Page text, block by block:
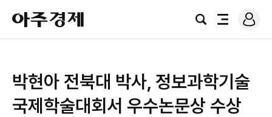
아
주
경
검
전
로
그
박현아 전북대 박사, 정보과학기술
국제학술대회서 우수논문상 수상